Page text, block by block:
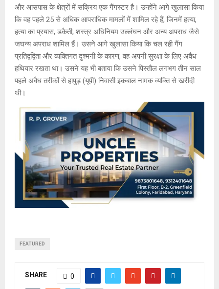
और आसपास के क्षेत्रों में सक्रिय एक गैंगस्टर है। उन्होंने आगे खुलासा किया
कि वह पहले 25 से अधिक आपराधिक मामलों में शामिल रहे हैं, जिनमें हत्या,
हत्या का प्रयास, डकैती, शस्त्र अधिनियम उल्लंघन और अन्य अपराध जैसे
जघन्य अपराध शामिल हैं। उसने आगे खुलासा किया कि चल रही गैंग
प्रतिद्वंद्विता और व्यक्तिगत दुश्मनी के कारण, वह अपनी सुरक्षा के लिए अवैध
हथियार रखता था। उसने यह भी बताया कि उसने पिस्तौल लगभग तीन साल
पहले अवैध तरीकों से हापुड़ (यूपी) निवासी इकबाल नामक व्यक्ति से खरीदी
थी।
FEATURED
SHARE 0